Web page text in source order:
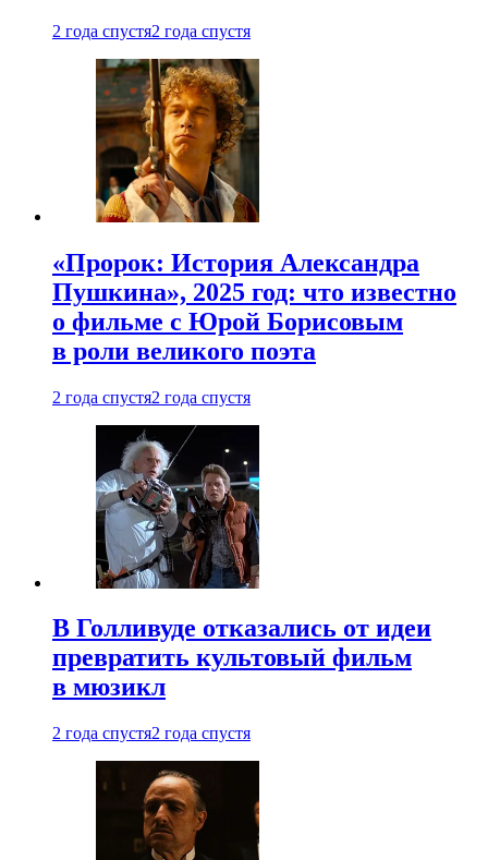
2 года спустя2 года спустя
«Пророк: История Александра
Пушкина», 2025 год: что известно
о фильме с Юрой Борисовым
в роли великого поэта
2 года спустя2 года спустя
В Голливуде отказались от идеи
превратить культовый фильм
в мюзикл
2 года спустя2 года спустя